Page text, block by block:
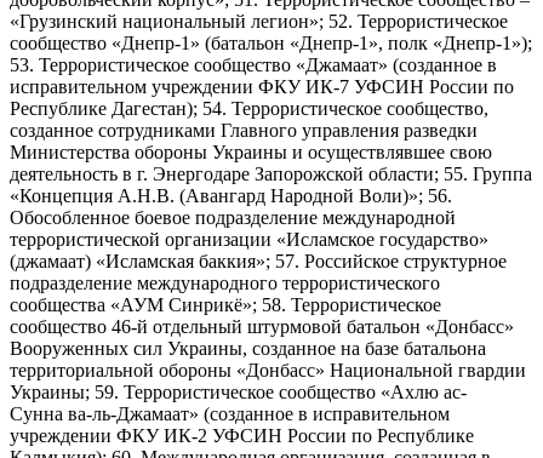
«Грузинский национальный легион»; 52. Террористическое
сообщество «Днепр-1» (батальон «Днепр-1», полк «Днепр-1»);
53. Террористическое сообщество «Джамаат» (созданное в
исправительном учреждении ФКУ ИК-7 УФСИН России по
Республике Дагестан); 54. Террористическое сообщество,
созданное сотрудниками Главного управления разведки
Министерства обороны Украины и осуществлявшее свою
деятельность в г. Энергодаре Запорожской области; 55. Группа
«Концепция А.Н.В. (Авангард Народной Воли)»; 56.
Обособленное боевое подразделение международной
террористической организации «Исламское государство»
(джамаат) «Исламская баккия»; 57. Российское структурное
подразделение международного террористического
сообщества «АУМ Синрикё»; 58. Террористическое
сообщество 46-й отдельный штурмовой батальон «Донбасс»
Вооруженных сил Украины, созданное на базе батальона
территориальной обороны «Донбасс» Национальной гвардии
Украины; 59. Террористическое сообщество «Ахлю ас-
Сунна ва-ль-Джамаат» (созданное в исправительном
учреждении ФКУ ИК-2 УФСИН России по Республике